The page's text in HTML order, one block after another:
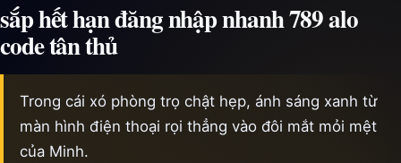
sắp hết hạn đăng nhập nhanh 789 alo
code tân thủ
Trong cái xó phòng trọ chật hẹp, ánh sáng xanh từ
màn hình điện thoại rọi thẳng vào đôi mắt mỏi mệt
của Minh.